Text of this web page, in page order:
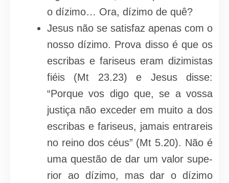
o dízimo… Ora, dízimo de quê?
Jesus não se satisfaz apenas com o
nosso dízimo. Prova disso é que os
escribas e fariseus eram dizimistas
fiéis (Mt 23.23) e Jesus disse:
“Porque vos digo que, se a vossa
justiça não exceder em muito a dos
escribas e fariseus, jamais entrareis
no reino dos céus” (Mt 5.20). Não é
uma questão de dar um valor supe­
rior ao dízimo, mas dar o dízimo